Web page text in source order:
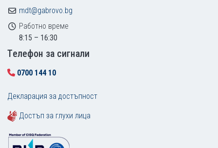
mdt@gabrovo.bg
Работно време
8:15 – 16:30
Tелефон за сигнали
0700 144 10
Декларация за достъпност
Достъп за глухи лица